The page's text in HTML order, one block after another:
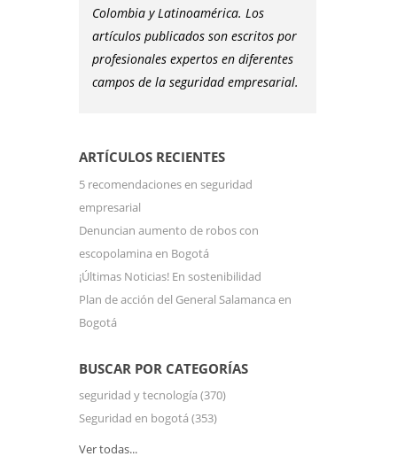
Colombia y Latinoamérica. Los
artículos publicados son escritos por
profesionales expertos en diferentes
campos de la seguridad empresarial.
ARTÍCULOS RECIENTES
5 recomendaciones en seguridad
empresarial
Denuncian aumento de robos con
escopolamina en Bogotá
¡Últimas Noticias! En sostenibilidad
Plan de acción del General Salamanca en
Bogotá
BUSCAR POR CATEGORÍAS
seguridad y tecnología (370)
Seguridad en bogotá (353)
Ver todas...